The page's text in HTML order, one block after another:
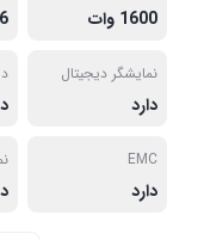
1600 وات
نمایشگر دیجیتال
دارد
EMC
دارد